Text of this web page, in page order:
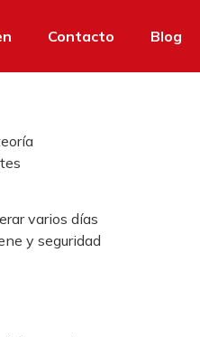
Contacto Blog
varios días
y seguridad